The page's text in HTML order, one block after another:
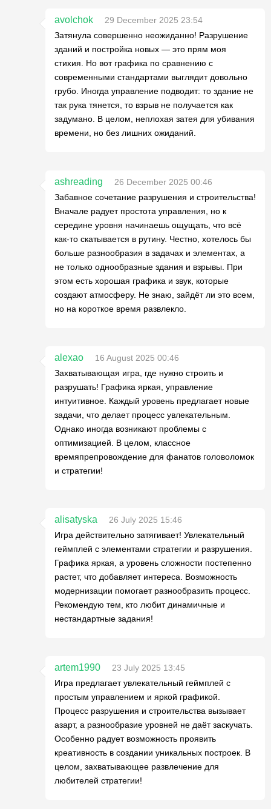
avolchok
29 December 2025 23:54
Затянула совершенно неожиданно! Разрушение
зданий и постройка новых — это прям моя
стихия. Но вот графика по сравнению с
современными стандартами выглядит довольно
грубо. Иногда управление подводит: то здание не
так рука тянется, то взрыв не получается как
задумано. В целом, неплохая затея для убивания
времени, но без лишних ожиданий.
ashreading
26 December 2025 00:46
Забавное сочетание разрушения и строительства!
Вначале радует простота управления, но к
середине уровня начинаешь ощущать, что всё
как-то скатывается в рутину. Честно, хотелось бы
больше разнообразия в задачах и элементах, а
не только однообразные здания и взрывы. При
этом есть хорошая графика и звук, которые
создают атмосферу. Не знаю, зайдёт ли это всем,
но на короткое время развлекло.
alexao
16 August 2025 00:46
Захватывающая игра, где нужно строить и
разрушать! Графика яркая, управление
интуитивное. Каждый уровень предлагает новые
задачи, что делает процесс увлекательным.
Однако иногда возникают проблемы с
оптимизацией. В целом, классное
времяпрепровождение для фанатов головоломок
и стратегии!
alisatyska
26 July 2025 15:46
Игра действительно затягивает! Увлекательный
геймплей с элементами стратегии и разрушения.
Графика яркая, а уровень сложности постепенно
растет, что добавляет интереса. Возможность
модернизации помогает разнообразить процесс.
Рекомендую тем, кто любит динамичные и
нестандартные задания!
artem1990
23 July 2025 13:45
Игра предлагает увлекательный геймплей с
простым управлением и яркой графикой.
Процесс разрушения и строительства вызывает
азарт, а разнообразие уровней не даёт заскучать.
Особенно радует возможность проявить
креативность в создании уникальных построек. В
целом, захватывающее развлечение для
любителей стратегии!